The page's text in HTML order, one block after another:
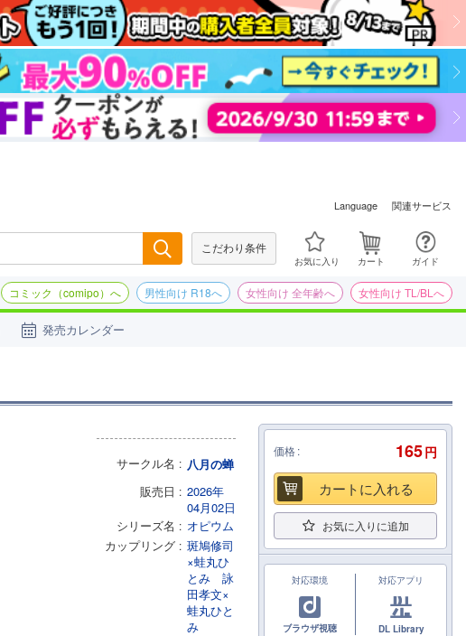
Language 関連サービス
こだわり条件
お気に入り カート ガイド
コミック（comipo）へ 男性向け R18へ 女性向け 全年齢へ 女性向け TL/BLへ
発売カレンダー
サークル名
八月の蝉
販売日
2026年
04月02日
シリーズ名
オピウム
カップリング
斑鳩修司
×蛙丸ひ
とみ
詠
田孝文×
蛙丸ひと
み
価格 165円
カートに入れる
お気に入りに追加
対応環境
ブラウザ視聴
対応アプリ
DL Library